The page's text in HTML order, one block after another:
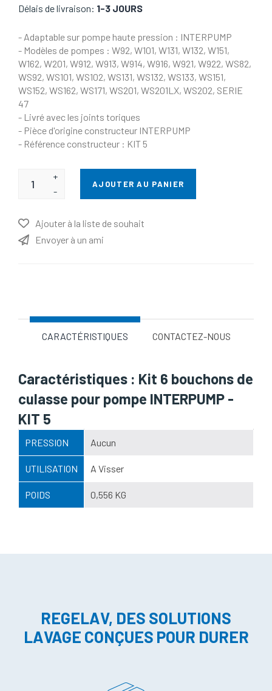
Délais de livraison: 1-3 JOURS
- Adaptable sur pompe haute pression : INTERPUMP
- Modèles de pompes : W92, W101, W131, W132, W151,
W162, W201, W912, W913, W914, W916, W921, W922, WS82,
WS92, WS101, WS102, WS131, WS132, WS133, WS151,
WS152, WS162, WS171, WS201, WS201LX, WS202, SERIE
47
- Livré avec les joints toriques
- Pièce d'origine constructeur INTERPUMP
- Référence constructeur : KIT 5
+
-
AJOUTER AU PANIER
Ajouter à la liste de souhait
Envoyer à un ami
CARACTÉRISTIQUES CONTACTEZ-NOUS
Caractéristiques : Kit 6 bouchons de
culasse pour pompe INTERPUMP -
KIT 5
PRESSION Aucun
UTILISATION A Visser
POIDS 0,556 KG
REGELAV, DES SOLUTIONS
LAVAGE CONÇUES POUR DURER